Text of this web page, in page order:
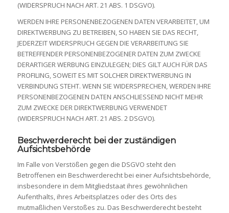
(WIDERSPRUCH NACH ART. 21 ABS. 1 DSGVO).
WERDEN IHRE PERSONENBEZOGENEN DATEN VERARBEITET, UM
DIREKTWERBUNG ZU BETREIBEN, SO HABEN SIE DAS RECHT,
JEDERZEIT WIDERSPRUCH GEGEN DIE VERARBEITUNG SIE
BETREFFENDER PERSONENBEZOGENER DATEN ZUM ZWECKE
DERARTIGER WERBUNG EINZULEGEN; DIES GILT AUCH FÜR DAS
PROFILING, SOWEIT ES MIT SOLCHER DIREKTWERBUNG IN
VERBINDUNG STEHT. WENN SIE WIDERSPRECHEN, WERDEN IHRE
PERSONENBEZOGENEN DATEN ANSCHLIESSEND NICHT MEHR
ZUM ZWECKE DER DIREKTWERBUNG VERWENDET
(WIDERSPRUCH NACH ART. 21 ABS. 2 DSGVO).
Beschwerde­recht bei der zuständigen
Aufsichts­behörde
Im Falle von Verstößen gegen die DSGVO steht den
Betroffenen ein Beschwerderecht bei einer Aufsichtsbehörde,
insbesondere in dem Mitgliedstaat ihres gewöhnlichen
Aufenthalts, ihres Arbeitsplatzes oder des Orts des
mutmaßlichen Verstoßes zu. Das Beschwerderecht besteht